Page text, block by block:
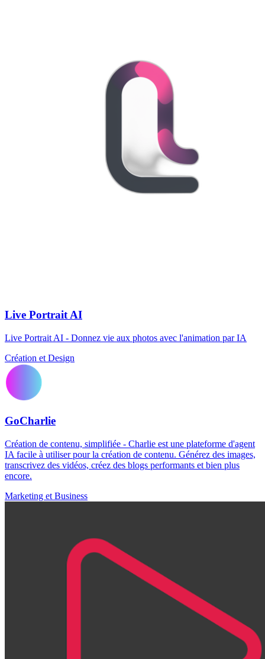
Live Portrait AI
Live Portrait AI - Donnez vie aux photos avec l'animation par IA
Création et Design
GoCharlie
Création de contenu, simplifiée - Charlie est une plateforme d'agent
IA facile à utiliser pour la création de contenu. Générez des images,
transcrivez des vidéos, créez des blogs performants et bien plus
encore.
Marketing et Business